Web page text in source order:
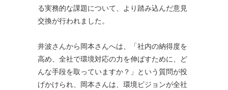
る実務的な課題について、より踏み込んだ意見
交換が行われました。
井波さんから岡本さんへは、「社内の納得度を
高め、全社で環境対応の力を伸ばすために、ど
んな手段を取っていますか？」という質問が投
げかけられ、岡本さんは、環境ビジョンが全社